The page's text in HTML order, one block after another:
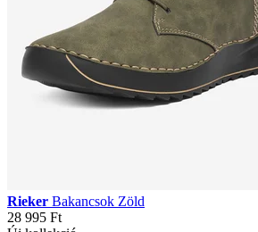
Rieker Bakancsok Zöld
28 995 Ft